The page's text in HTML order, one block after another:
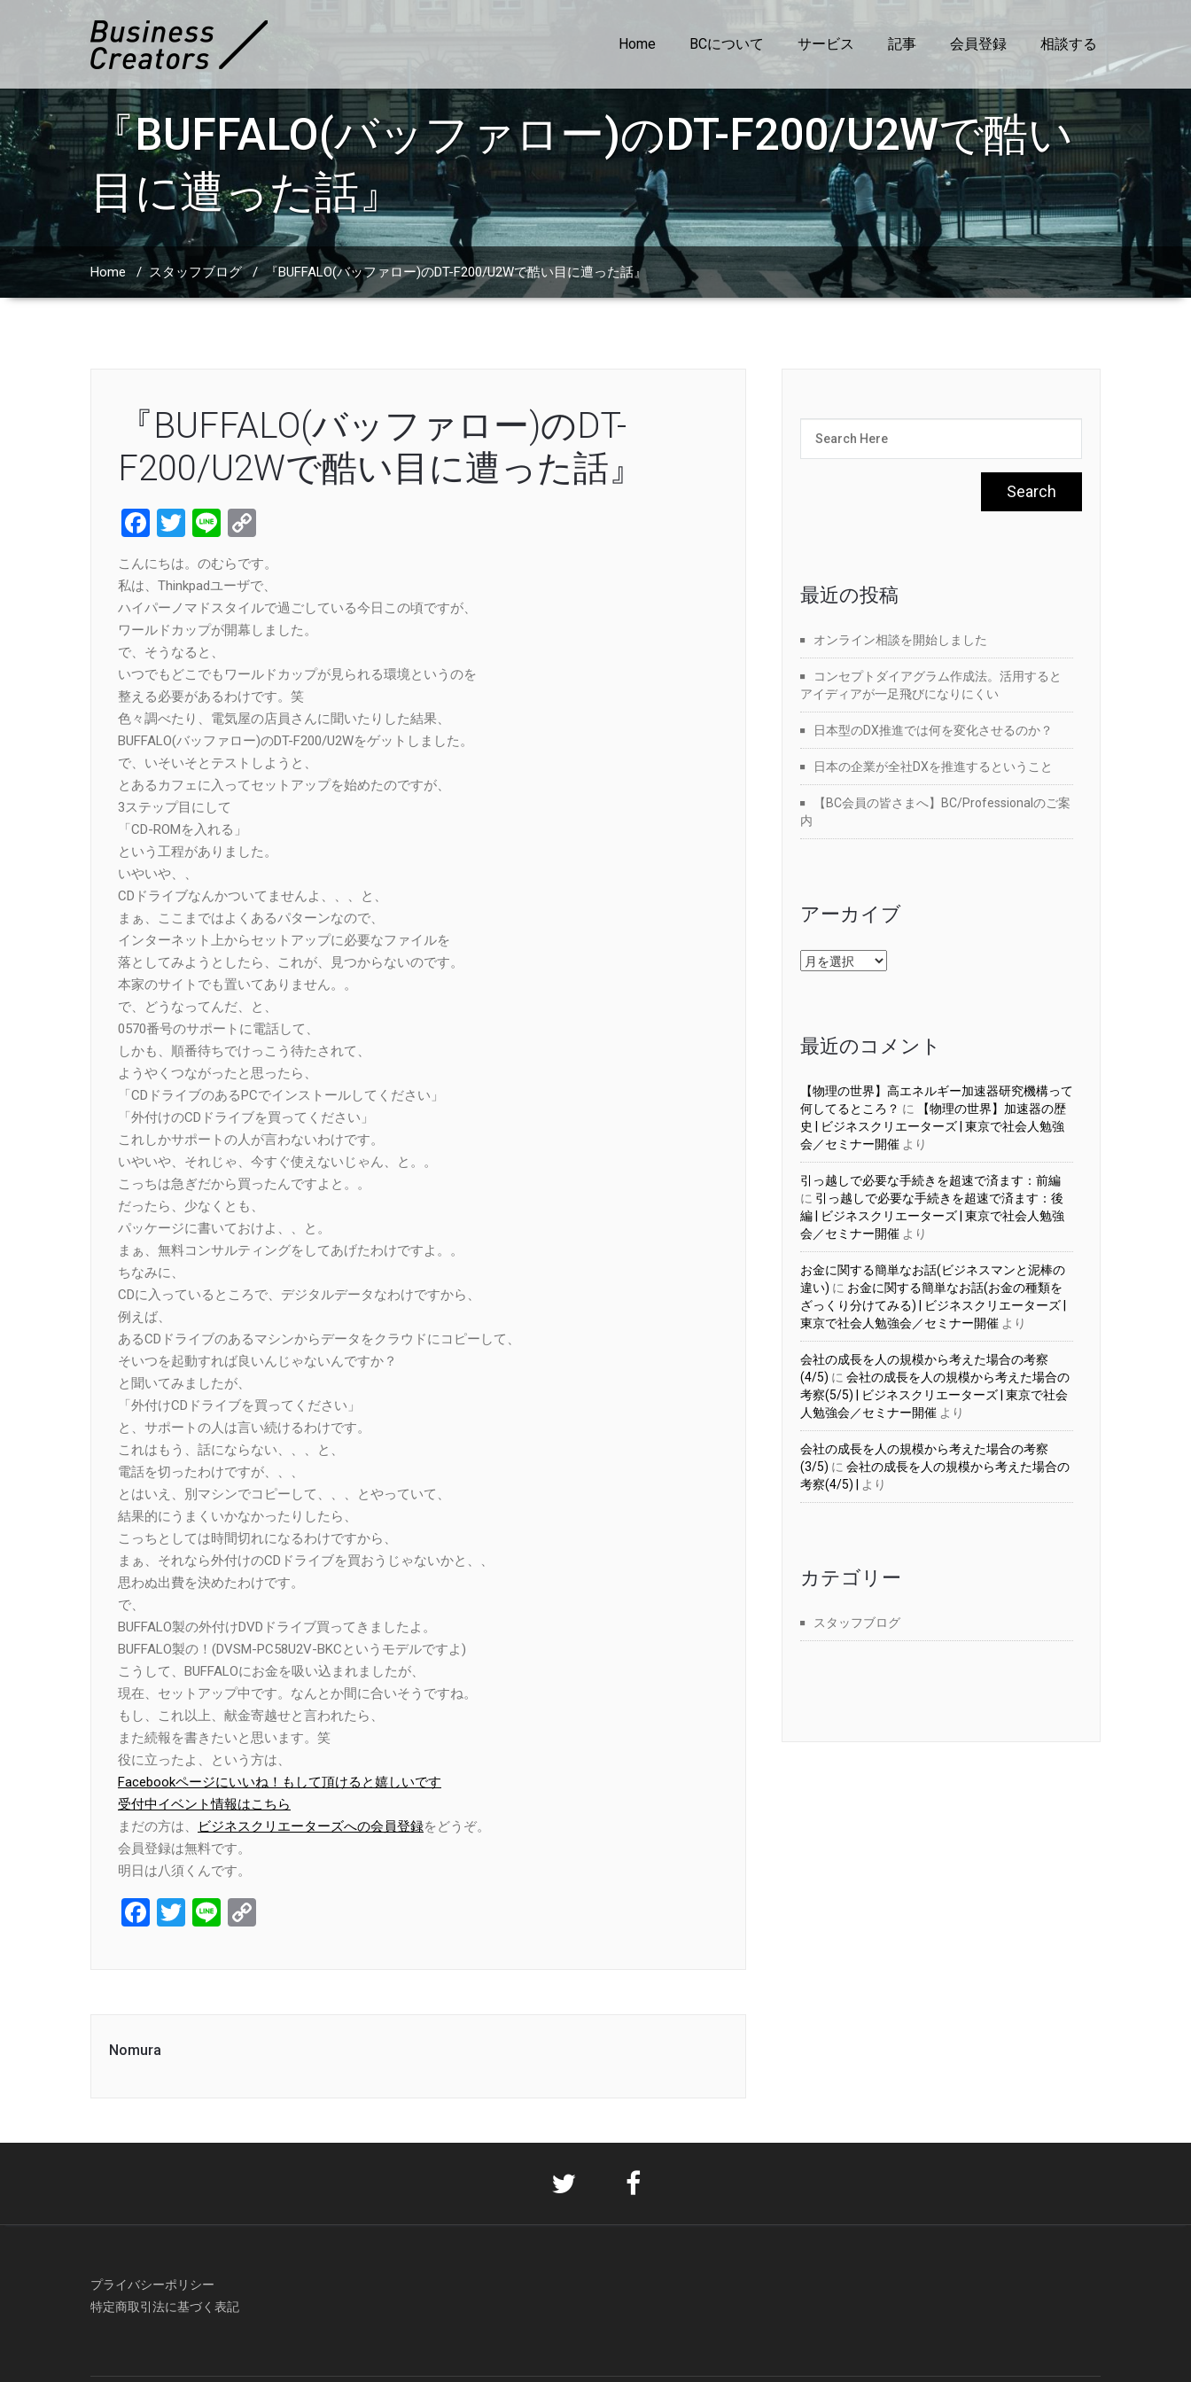
Home BCについて サービス 記事 会員登録 相談する
『BUFFALO(バッファロー)のDT-F200/U2Wで酷い
目に遭った話』
Home / スタッフブログ/ 『BUFFALO(バッファロー)のDT-F200/U2Wで酷い目に遭った話』
『BUFFALO(バッファロー)のDT-
F200/U2Wで酷い目に遭った話』
Facebook
Twitter
Line
Link
こんにちは。のむらです。
私は、Thinkpadユーザで、
ハイパーノマドスタイルで過ごしている今日この頃ですが、
ワールドカップが開幕しました。
で、そうなると、
いつでもどこでもワールドカップが見られる環境というのを
整える必要があるわけです。笑
色々調べたり、電気屋の店員さんに聞いたりした結果、
BUFFALO(バッファロー)のDT-F200/U2Wをゲットしました。
で、いそいそとテストしようと、
とあるカフェに入ってセットアップを始めたのですが、
3ステップ目にして
「CD-ROMを入れる」
という工程がありました。
いやいや、、
CDドライブなんかついてませんよ、、、と、
まぁ、ここまではよくあるパターンなので、
インターネット上からセットアップに必要なファイルを
落としてみようとしたら、これが、見つからないのです。
本家のサイトでも置いてありません。。
で、どうなってんだ、と、
0570番号のサポートに電話して、
しかも、順番待ちでけっこう待たされて、
ようやくつながったと思ったら、
「CDドライブのあるPCでインストールしてください」
「外付けのCDドライブを買ってください」
これしかサポートの人が言わないわけです。
いやいや、それじゃ、今すぐ使えないじゃん、と。。
こっちは急ぎだから買ったんですよと。。
だったら、少なくとも、
パッケージに書いておけよ、、と。
まぁ、無料コンサルティングをしてあげたわけですよ。。
ちなみに、
CDに入っているところで、デジタルデータなわけですから、
例えば、
あるCDドライブのあるマシンからデータをクラウドにコピーして、
そいつを起動すれば良いんじゃないんですか？
と聞いてみましたが、
「外付けCDドライブを買ってください」
と、サポートの人は言い続けるわけです。
これはもう、話にならない、、、と、
電話を切ったわけですが、、、
とはいえ、別マシンでコピーして、、、とやっていて、
結果的にうまくいかなかったりしたら、
こっちとしては時間切れになるわけですから、
まぁ、それなら外付けのCDドライブを買おうじゃないかと、、
思わぬ出費を決めたわけです。
で、
BUFFALO製の外付けDVDドライブ買ってきましたよ。
BUFFALO製の！(DVSM-PC58U2V-BKCというモデルですよ)
こうして、BUFFALOにお金を吸い込まれましたが、
現在、セットアップ中です。なんとか間に合いそうですね。
もし、これ以上、献金寄越せと言われたら、
また続報を書きたいと思います。笑
役に立ったよ、という方は、
Facebookページにいいね！もして頂けると嬉しいです
受付中イベント情報はこちら
まだの方は、
ビジネスクリエーターズへの会員登録をどうぞ。
会員登録は無料です。
明日は八須くんです。
Facebook
Twitter
Line
Nomura
最近の投稿
オンライン相談を開始しました
コンセプトダイアグラム作成法。活用すると
アイディアが一足飛びになりにくい
日本型のDX推進では何を変化させるのか？
日本の企業が全社DXを推進するということ
【BC会員の皆さまへ】BC/Professionalのご案
内
アーカイブ
ア
ー
最近のコメント
【物理の世界】高エネルギー加速器研究機構って
何してるところ？ に
【物理の世界】加速器の歴
史 | ビジネスクリエーターズ | 東京で社会人勉強
会／セミナー開催 より
引っ越しで必要な手続きを超速で済ます：前編
に 引っ越しで必要な手続きを超速で済ます：後
編 | ビジネスクリエーターズ | 東京で社会人勉強
会／セミナー開催 より
お金に関する簡単なお話(ビジネスマンと泥棒の
違い) に お金に関する簡単なお話(お金の種類を
ざっくり分けてみる) | ビジネスクリエーターズ |
東京で社会人勉強会／セミナー開催 より
会社の成長を人の規模から考えた場合の考察
(4/5) に 会社の成長を人の規模から考えた場合の
考察(5/5) | ビジネスクリエーターズ | 東京で社会
人勉強会／セミナー開催 より
会社の成長を人の規模から考えた場合の考察
(3/5) に 会社の成長を人の規模から考えた場合の
考察(4/5) |
より
カテゴリー
スタッフブログ
プライバシーポリシー
特定商取引法に基づく表記